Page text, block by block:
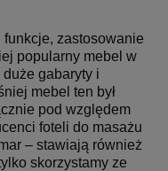
funkcje, zastosowanie
popularny mebel w
gabaryty i
mebel ten był
pod względem
foteli do masażu
– stawiają również
skorzystamy ze